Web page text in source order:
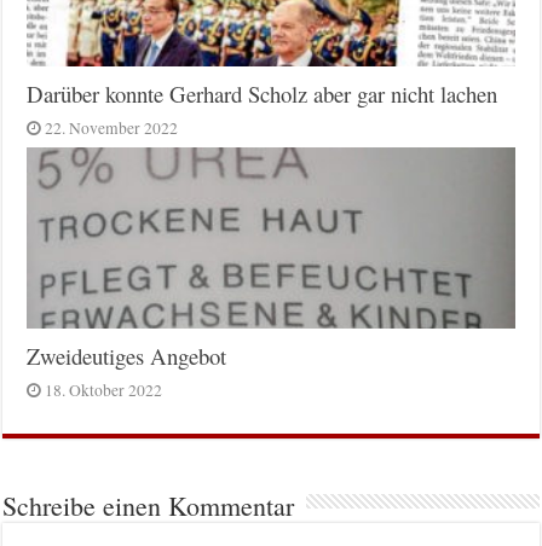
Darüber konnte Gerhard Scholz aber gar nicht lachen
22. November 2022
Zweideutiges Angebot
18. Oktober 2022
Schreibe einen Kommentar